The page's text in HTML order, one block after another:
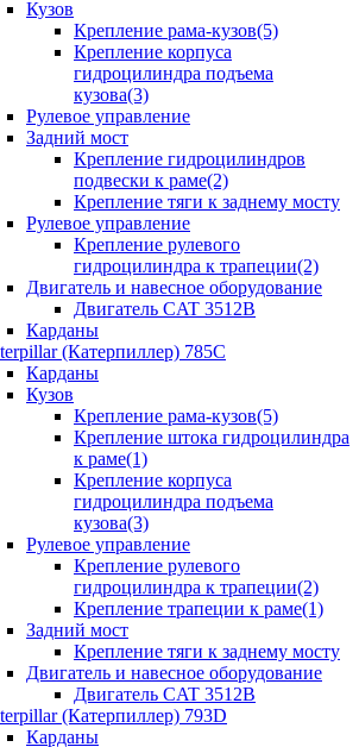
Кузов
Крепление рама-кузов(5)
Крепление корпуса
гидроцилиндра подъема
кузова(3)
Рулевое управление
Задний мост
Крепление гидроцилиндров
подвески к раме(2)
Крепление тяги к заднему мосту
Рулевое управление
Крепление рулевого
гидроцилиндра к трапеции(2)
Двигатель и навесное оборудование
Двигатель CAT 3512B
Карданы
(Катерпиллер) 785C
Карданы
Кузов
Крепление рама-кузов(5)
Крепление штока гидроцилиндра
к раме(1)
Крепление корпуса
гидроцилиндра подъема
кузова(3)
Рулевое управление
Крепление рулевого
гидроцилиндра к трапеции(2)
Крепление трапеции к раме(1)
Задний мост
Крепление тяги к заднему мосту
Двигатель и навесное оборудование
Двигатель CAT 3512B
(Катерпиллер) 793D
Карданы